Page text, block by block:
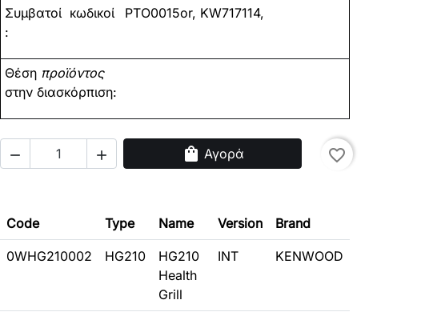
Συμβατοί κωδικοί
:
PTO0015or, KW717114,
Θέση προϊόντος
στην διασκόρπιση:
  shopping_bag Αγορά favorite_border
Code Type Name Version Brand
0WHG210002 HG210
HG210
Health
Grill
INT KENWOOD